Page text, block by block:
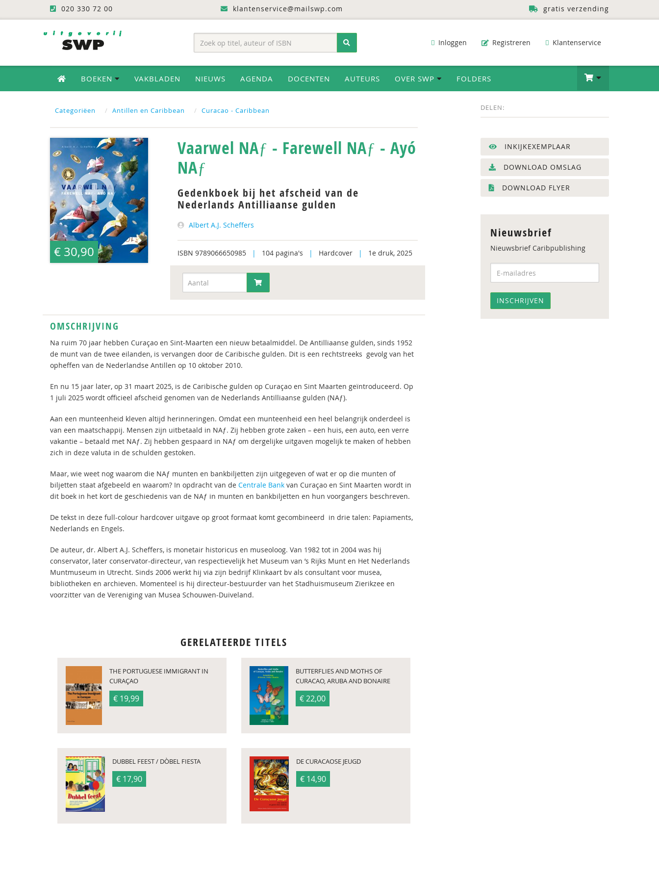
020 330 72 00 klantenservice@mailswp.com gratis verzending
Inloggen Registreren Klantenservice
BOEKEN VAKBLADEN NIEUWS AGENDA DOCENTEN AUTEURS OVER SWP FOLDERS
Categoriëen Antillen en Caribbean Curacao - Caribbean DELEN:
€ 30,90
Vaarwel NAƒ - Farewell NAƒ - Ayó
NAƒ
Gedenkboek bij het afscheid van de
Nederlands Antilliaanse gulden
Albert A.J. Scheffers
ISBN 9789066650985 | 104 pagina's | Hardcover | 1e druk, 2025
OMSCHRIJVING
Na ruim 70 jaar hebben Curaçao en Sint-Maarten een nieuw betaalmiddel. De Antilliaanse gulden, sinds 1952
de munt van de twee eilanden, is vervangen door de Caribische gulden. Dit is een rechtstreeks gevolg van het
opheffen van de Nederlandse Antillen op 10 oktober 2010.
En nu 15 jaar later, op 31 maart 2025, is de Caribische gulden op Curaçao en Sint Maarten geïntroduceerd. Op
1 juli 2025 wordt officieel afscheid genomen van de Nederlands Antilliaanse gulden (NAƒ).
Aan een munteenheid kleven altijd herinneringen. Omdat een munteenheid een heel belangrijk onderdeel is
van een maatschappij. Mensen zijn uitbetaald in NAƒ. Zij hebben grote zaken – een huis, een auto, een verre
vakantie – betaald met NAƒ. Zij hebben gespaard in NAƒ om dergelijke uitgaven mogelijk te maken of hebben
zich in deze valuta in de schulden gestoken.
Maar, wie weet nog waarom die NAƒ munten en bankbiljetten zijn uitgegeven of wat er op die munten of
biljetten staat afgebeeld en waarom? In opdracht van de Centrale Bank van Curaçao en Sint Maarten wordt in
dit boek in het kort de geschiedenis van de NAƒ in munten en bankbiljetten en hun voorgangers beschreven.
De tekst in deze full-colour hardcover uitgave op groot formaat komt gecombineerd in drie talen: Papiaments,
Nederlands en Engels.
De auteur, dr. Albert A.J. Scheffers, is monetair historicus en museoloog. Van 1982 tot in 2004 was hij
conservator, later conservator-directeur, van respectievelijk het Museum van ’s Rijks Munt en Het Nederlands
Muntmuseum in Utrecht. Sinds 2006 werkt hij via zijn bedrijf Klinkaart bv als consultant voor musea,
bibliotheken en archieven. Momenteel is hij directeur-bestuurder van het Stadhuismuseum Zierikzee en
voorzitter van de Vereniging van Musea Schouwen-Duiveland.
GERELATEERDE TITELS
THE PORTUGUESE IMMIGRANT IN
CURAÇAO
€ 19,99
BUTTERFLIES AND MOTHS OF
CURACAO, ARUBA AND BONAIRE
€ 22,00
DUBBEL FEEST / DÒBEL FIESTA
€ 17,90
DE CURACAOSE JEUGD
€ 14,90
INKIJKEXEMPLAAR
DOWNLOAD OMSLAG
DOWNLOAD FLYER
Nieuwsbrief
Nieuwsbrief Caribpublishing